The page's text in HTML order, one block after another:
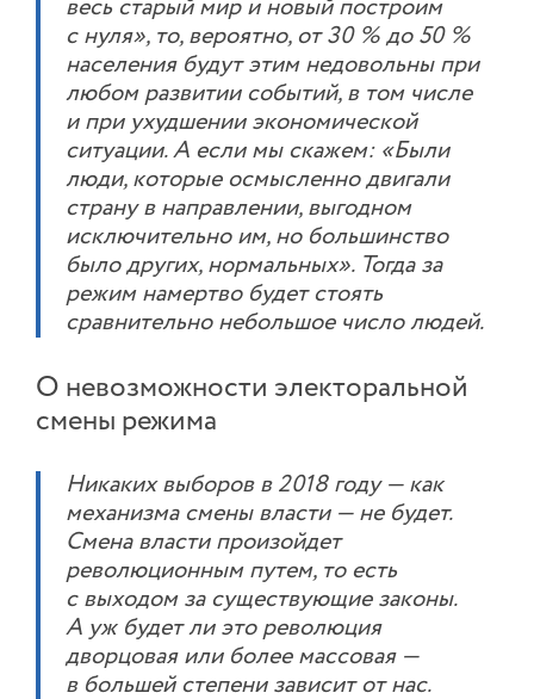
весь старый мир и новый построим
с нуля», то, вероятно, от 30 % до 50 %
населения будут этим недовольны при
любом развитии событий, в том числе
и при ухудшении экономической
ситуации. А если мы скажем: «Были
люди, которые осмысленно двигали
страну в направлении, выгодном
исключительно им, но большинство
было других, нормальных». Тогда за
режим намертво будет стоять
сравнительно небольшое число людей.
О невозможности электоральной
смены режима
Никаких выборов в 2018 году — как
механизма смены власти — не будет.
Смена власти произойдет
революционным путем, то есть
с выходом за существующие законы.
А уж будет ли это революция
дворцовая или более массовая —
в большей степени зависит от нас.